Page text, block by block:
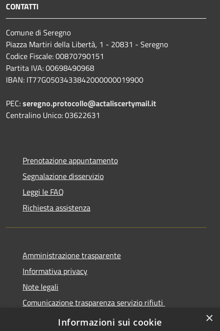
CONTATTI
Comune di Seregno
Piazza Martiri della Libertà, 1 - 20831 - Seregno
Codice Fiscale: 00870790151
Partita IVA: 00698490968
IBAN: IT77G0503433842000000019900
PEC:seregno.protocollo@actaliscertymail.it
Centralino Unico: 03622631
Prenotazione appuntamento
Segnalazione disservizio
Leggi le FAQ
Richiesta assistenza
Amministrazione trasparente
Informativa privacy
Note legali
Comunicazione trasparenza servizio rifiuti
Dichiarazione di accessibilità
×
Informazioni sui cookie